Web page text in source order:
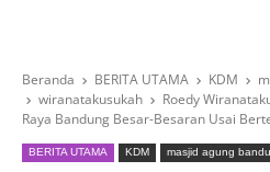
Beranda BERITA UTAMA KDM
wiranatakusukah
Roedy
Raya Bandung Besar-Besaran Usai
BERITA UTAMA KDM masjid agung